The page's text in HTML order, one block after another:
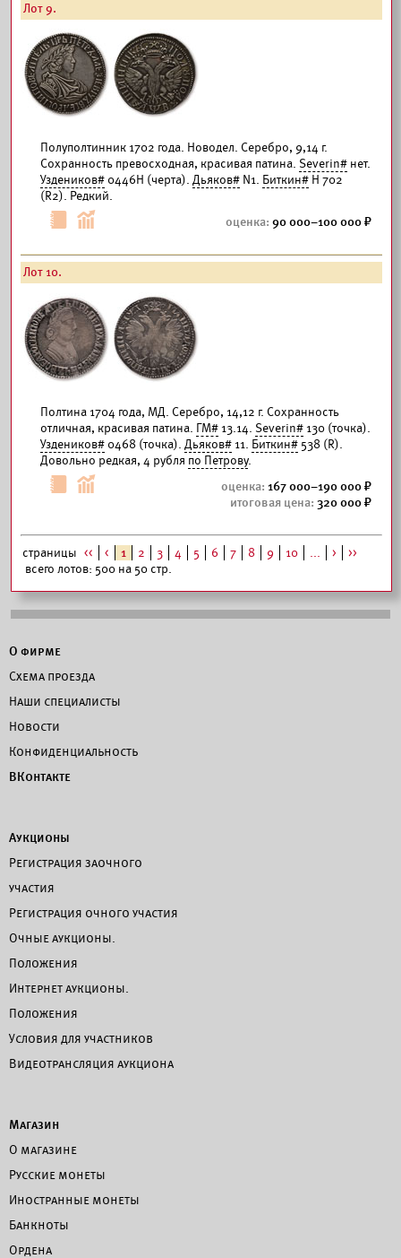
Лот 9.
Полуполтинник 1702 года. Новодел. Серебро, 9,14 г.
Сохранность превосходная, красивая патина. Severin# нет.
Уздеников# 0446Н (черта). Дьяков# N1. Биткин# Н 702
(R2). Редкий.
90 000–100 000
Лот 10.
Полтина 1704 года, МД. Серебро, 14,12 г. Сохранность
отличная, красивая патина. ГМ# 13.14. Severin# 130 (точка).
Уздеников# 0468 (точка). Дьяков# 11. Биткин# 538 (R).
Довольно редкая, 4 рубля по Петрову.
167 000–190 000
320 000
страницы << < 1 2 3 4 5 6 7 8 9 10 ... >
>>
всего лотов: 500 на 50 стр.
О фирме
Схема проезда
Наши специалисты
Новости
Конфиденциальность
ВКонтакте
Аукционы
Регистрация заочного
участия
Регистрация очного участия
Очные аукционы.
Положения
Интернет аукционы.
Положения
Условия для участников
Видеотрансляция аукциона
Магазин
О магазине
Русские монеты
Иностранные монеты
Банкноты
Ордена